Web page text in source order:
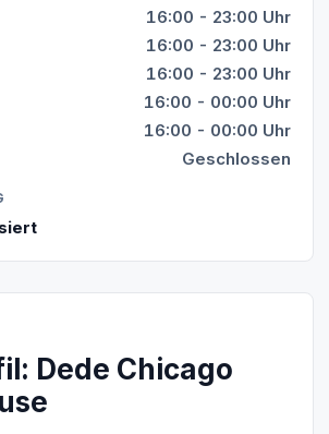
Dede Chicago
16:00 - 23:00 Uhr
16:00 - 23:00 Uhr
16:00 - 23:00 Uhr
16:00 - 00:00 Uhr
16:00 - 00:00 Uhr
Geschlossen